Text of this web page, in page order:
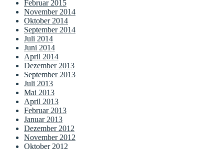
Februar 2015
November 2014
Oktober 2014
September 2014
Juli 2014
Juni 2014
April 2014
Dezember 2013
September 2013
Juli 2013
Mai 2013
April 2013
Februar 2013
Januar 2013
Dezember 2012
November 2012
Oktober 2012